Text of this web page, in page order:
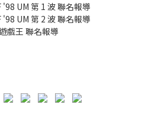
'98 UM 第 1 波 聯名報導
'98 UM 第 2 波 聯名報導
戲王 聯名報導